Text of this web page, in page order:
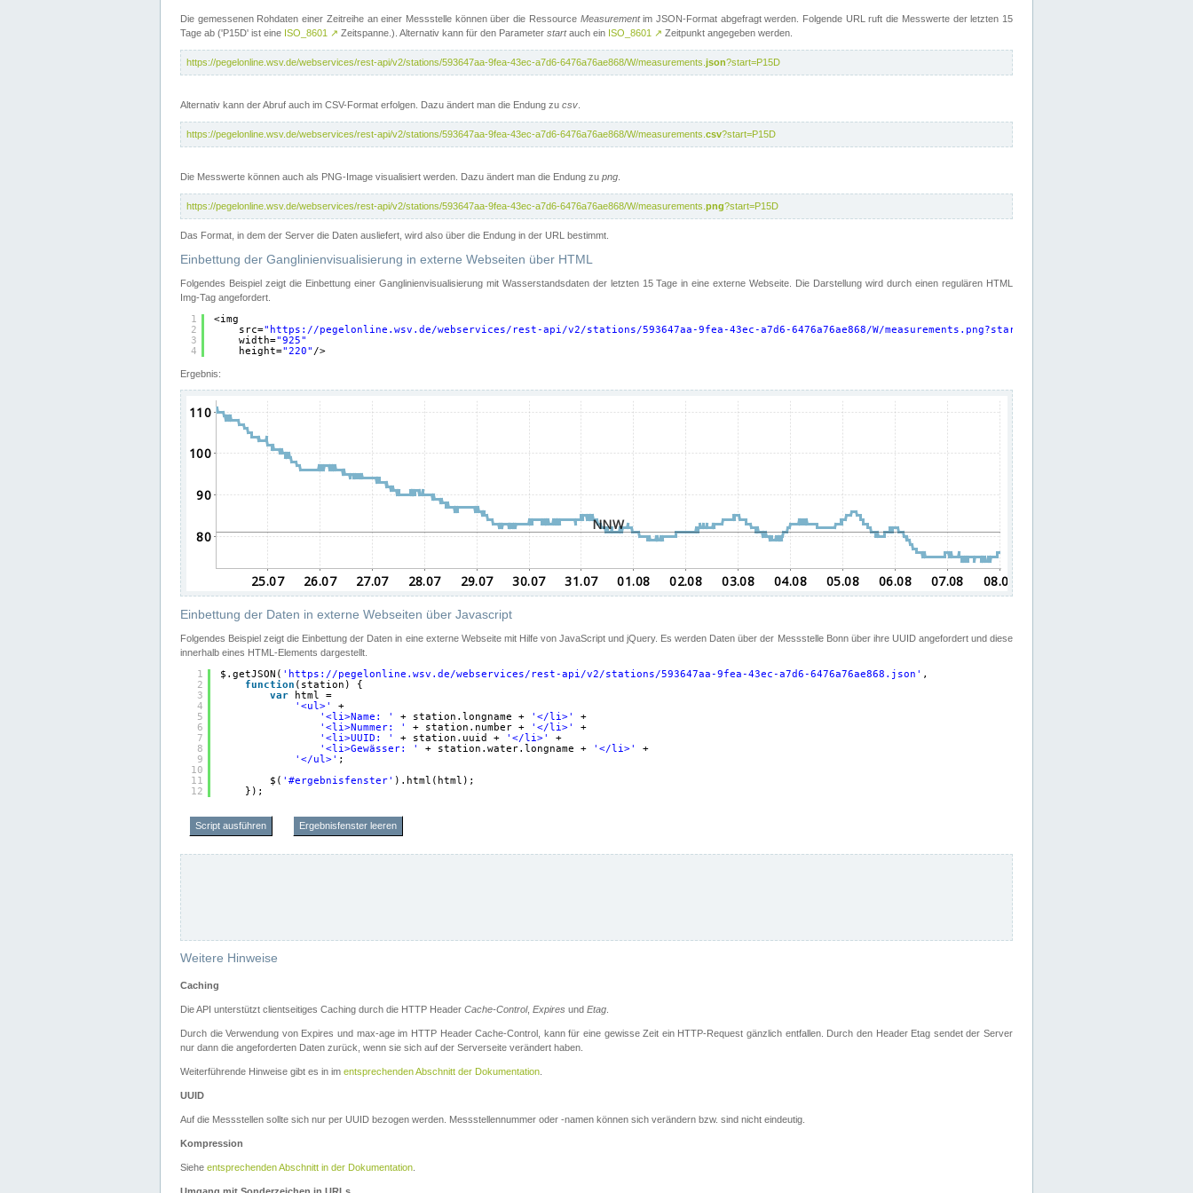
Die gemessenen Rohdaten einer Zeitreihe an einer Messstelle können über die Ressource Measurementim JSON-Format abgefragt werden. Folgende URL ruft die Messwerte der letzten 15
Tage ab ('P15D' ist eine ISO_8601 ↗ Zeitspanne.). Alternativ kann für den Parameter startauch ein ISO_8601 ↗ Zeitpunkt angegeben werden.
https://pegelonline.wsv.de/webservices/rest-api/v2/stations/593647aa-9fea-43ec-a7d6-6476a76ae868/W/measurements. json?start=P15D
Alternativ kann der Abruf auch im CSV-Format erfolgen. Dazu ändert man die Endung zu csv
https://pegelonline.wsv.de/webservices/rest-api/v2/stations/593647aa-9fea-43ec-a7d6-6476a76ae868/W/measurements. csv?start=P15D
Die Messwerte können auch als PNG-Image visualisiert werden. Dazu ändert man die Endung zu png
https://pegelonline.wsv.de/webservices/rest-api/v2/stations/593647aa-9fea-43ec-a7d6-6476a76ae868/W/measurements. png?start=P15D
Das Format, in dem der Server die Daten ausliefert, wird also über die Endung in der URL bestimmt.
Einbettung der Ganglinienvisualisierung in externe Webseiten über HTML
Folgendes Beispiel zeigt die Einbettung einer Ganglinienvisualisierung mit Wasserstandsdaten der letzten 15 Tage in eine externe Webseite. Die Darstellung wird durch einen regulären HTML
Img-Tag angefordert.
1
2
3
4
<img
src=" https://pegelonline.wsv.de/webservices/rest-api/v2/stations/593647aa-9fea-43ec-a7d6-6476a76ae868/W/measurements.png?start=P15D&width=925&height=220
width="925"
height="220" />
Ergebnis:
Einbettung der Daten in externe Webseiten über Javascript
Folgendes Beispiel zeigt die Einbettung der Daten in eine externe Webseite mit Hilfe von JavaScript und jQuery. Es werden Daten über der Messstelle Bonn über ihre UUID angefordert und diese
innerhalb eines HTML-Elements dargestellt.
1
2
3
4
5
6
7
8
9
10
11
12
$.getJSON( ' https://pegelonline.wsv.de/webservices/rest-api/v2/stations/593647aa-9fea-43ec-a7d6-6476a76ae868.json ' ,
function (station) {
var
html =
'<ul>'
+
'<li>Name: '
+ station.longname + '</li>'
+
'<li>Nummer: '
+ station.number + '</li>'
+
'<li>UUID: '
+ station.uuid + '</li>'
+
'<li>Gewässer: '
+ station.water.longname + '</li>'
+
'</ul>' ;
$( '#ergebnisfenster' ).html(html);
});
Script ausführen Ergebnisfenster leeren
Weitere Hinweise
Caching
Die API unterstützt clientseitiges Caching durch die HTTP Header Cache-Control, Expires und Etag.
Durch die Verwendung von Expires und max-age im HTTP Header Cache-Control, kann für eine gewisse Zeit ein HTTP-Request gänzlich entfallen. Durch den Header Etag sendet der Server
nur dann die angeforderten Daten zurück, wenn sie sich auf der Serverseite verändert haben.
Weiterführende Hinweise gibt es in im entsprechenden Abschnitt der Dokumentation.
UUID
Auf die Messstellen sollte sich nur per UUID bezogen werden. Messstellennummer oder -namen können sich verändern bzw. sind nicht eindeutig.
Kompression
Siehe entsprechenden Abschnitt in der Dokumentation.